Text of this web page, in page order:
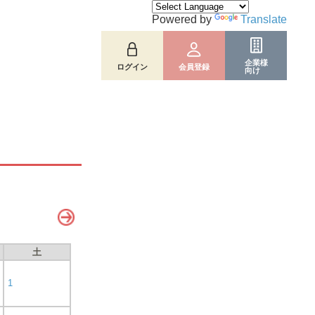
ログイン 会員登録
企業様
向け
Powered by Translate
土
1